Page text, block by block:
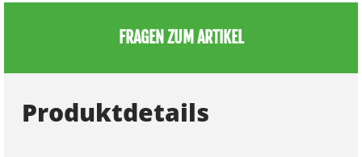
FRAGEN ZUM ARTIKEL
Produktdetails